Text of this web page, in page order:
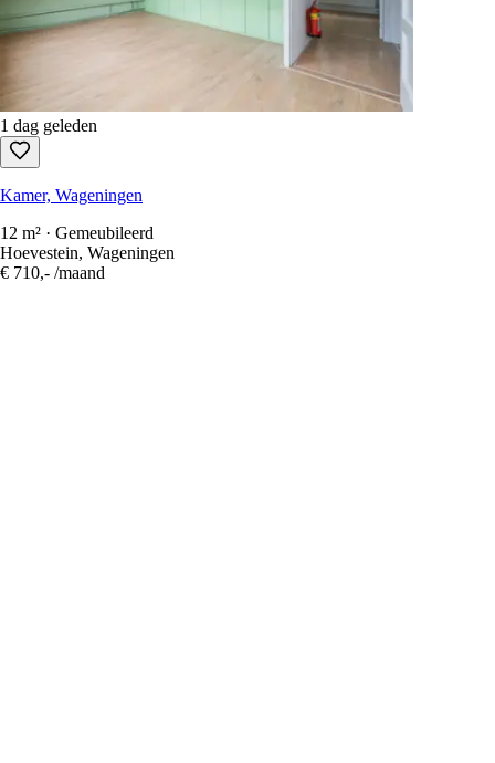
1 dag geleden
Kamer, Wageningen
12 m² · Gemeubileerd
Hoevestein, Wageningen
€ 710,- /maand